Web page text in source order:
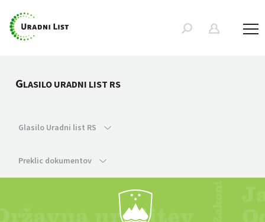
GLASILO URADNI LIST RS
Glasilo Uradni list RS
Preklic dokumentov